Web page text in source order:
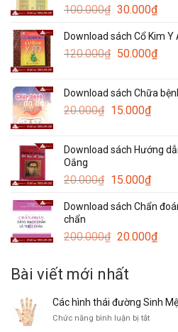
100.000₫ Giá
là:
100.000₫.
30.000₫Giá
tại
là:
Download sách Cổ Kim
120.000₫ Giá
120.000₫.
50.000₫Giá
là:
Download sách Chữa
20.000₫ Giá
20.000₫.
15.000₫Giá
là:
Download sách Hướng
Oắng
20.000₫ Giá
là:
15.000₫Giá
tại
Download sách Chẩn
chẩn
200.000₫ Giá
là:
200.000₫.
20.000₫Giá
Bài viết mới nhất
Các hình thái đường Sinh
Chức năng bình luận bị tắtở